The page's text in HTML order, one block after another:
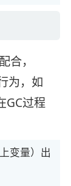
合，
为，如
GC过程
变量）出